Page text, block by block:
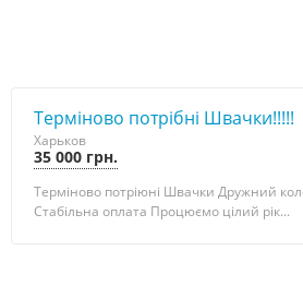
Терміново потрібні Швачки!!!!!
Харьков
35 000 грн.
Терміново потріюні Швачки Дружний
Стабільна оплата Процюємо цілий рік...